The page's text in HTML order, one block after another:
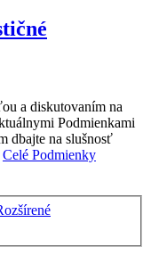
a diskutovaním na
Podmienkami
dbajte na slušnosť
Celé Podmienky